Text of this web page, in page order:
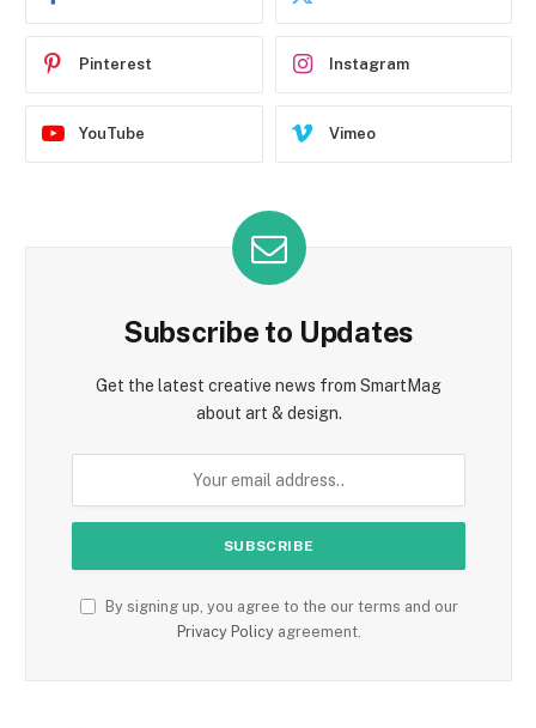
Pinterest Instagram
YouTube Vimeo
Subscribe to Updates
Get the latest creative news from SmartMag
about art & design.
By signing up, you agree to the our terms and our
Privacy Policyagreement.